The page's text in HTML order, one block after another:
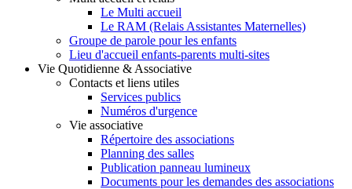
Le Multi accueil
Le RAM (Relais Assistantes Maternelles)
Groupe de parole pour les enfants
Lieu d'accueil enfants-parents multi-sites
Vie Quotidienne & Associative
Contacts et liens utiles
Services publics
Numéros d'urgence
Vie associative
Répertoire des associations
Planning des salles
Publication panneau lumineux
Documents pour les demandes des associations